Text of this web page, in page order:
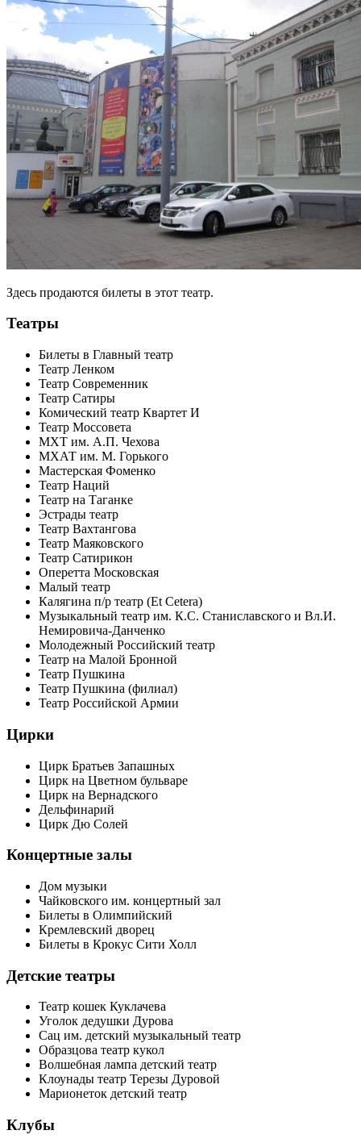
Здесь продаются билеты в этот театр.
Театры
Билеты в Главный театр
Театр Ленком
Театр Современник
Театр Сатиры
Комический театр Квартет И
Театр Моссовета
МХТ им. А.П. Чехова
МХАТ им. М. Горького
Мастерская Фоменко
Театр Наций
Театр на Таганке
Эстрады театр
Театр Вахтангова
Театр Маяковского
Театр Сатирикон
Оперетта Московская
Малый театр
Калягина п/р театр (Et Cetera)
Музыкальный театр им. К.С. Станиславского и Вл.И.
Немировича-Данченко
Молодежный Российский театр
Театр на Малой Бронной
Театр Пушкина
Театр Пушкина (филиал)
Театр Российской Армии
Цирки
Цирк Братьев Запашных
Цирк на Цветном бульваре
Цирк на Вернадского
Дельфинарий
Цирк Дю Солей
Концертные залы
Дом музыки
Чайковского им. концертный зал
Билеты в Олимпийский
Кремлевский дворец
Билеты в Крокус Сити Холл
Детские театры
Театр кошек Куклачева
Уголок дедушки Дурова
Сац им. детский музыкальный театр
Образцова театр кукол
Волшебная лампа детский театр
Клоунады театр Терезы Дуровой
Марионеток детский театр
Клубы